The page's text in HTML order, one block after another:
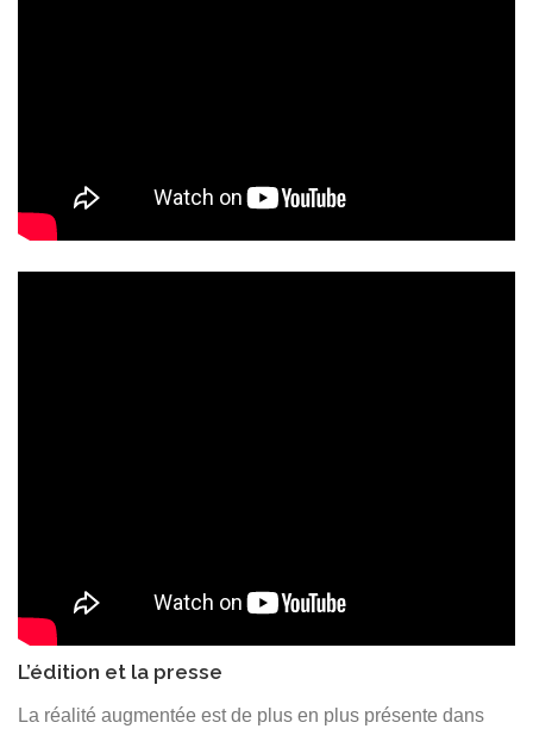
L’édition et la presse
La réalité augmentée est de plus en plus présente dans